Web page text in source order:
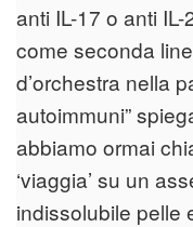
anti IL-17 o anti
come seconda
d’orchestra nella
autoimmuni”
abbiamo ormai
‘viaggia’ su un
indissolubile pelle